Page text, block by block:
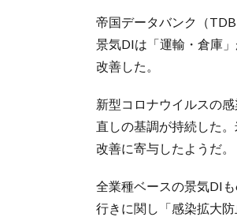
帝国データバンク（
景気DIは「運輸・倉庫
改善した。
新型コロナウイルスの
直しの基調が持続した
改善に寄与したようだ。
全業種ベースの景気DI
行きに関し「感染拡大